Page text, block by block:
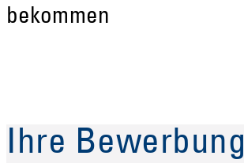
bekommen
Ihre Bewerbung